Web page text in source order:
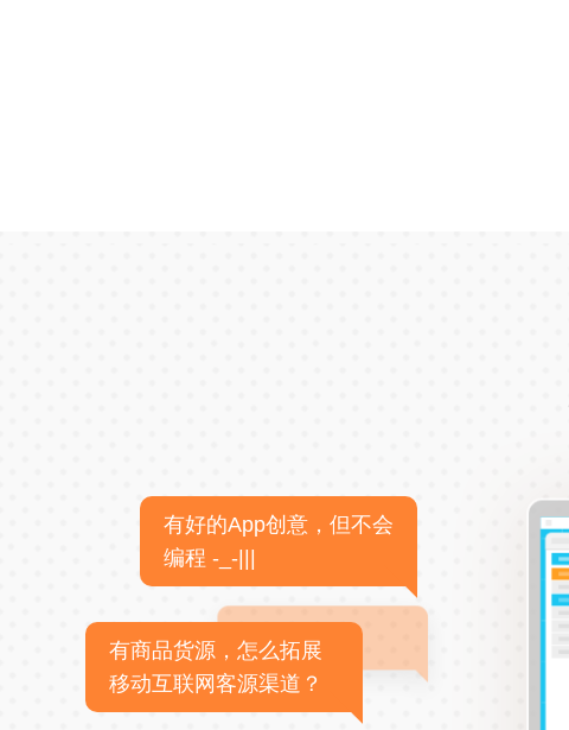
有好的App创意，但不会
编程 -_-|||
有商品货源，怎么拓展
移动互联网客源渠道？